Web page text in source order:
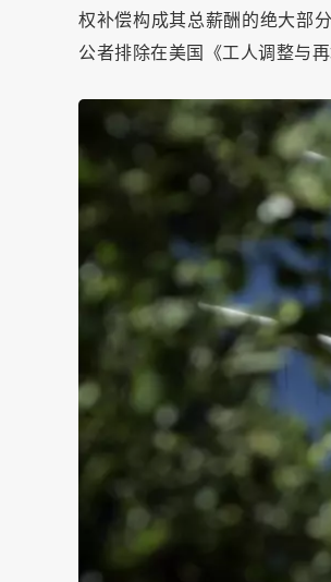
权补偿构成其总薪酬的绝大部
公者排除在美国《工人调整与